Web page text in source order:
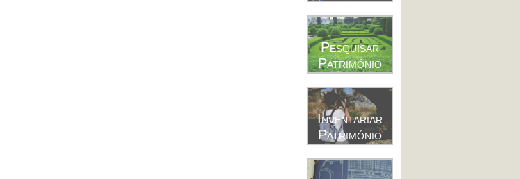
Pesquisar
Património
Inventariar
Património